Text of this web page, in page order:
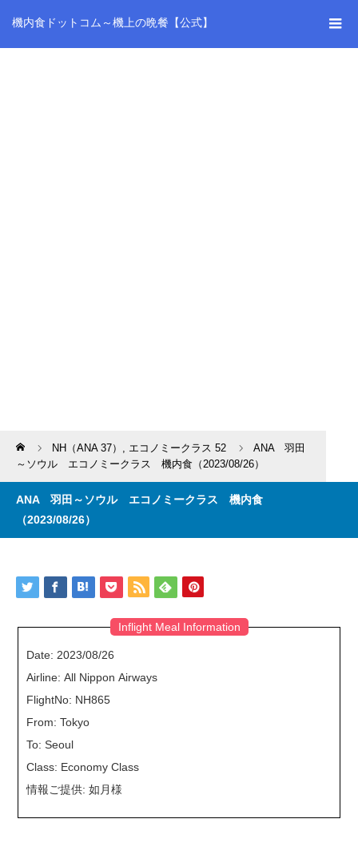
機内食ドットコム～機上の晩餐【公式】
Home NH（ANA 37） , エコノミークラス 52
ANA 羽田
～ソウル エコノミークラス 機内食（2023/08/26）
ANA 羽田～ソウル エコノミークラス 機内食
（2023/08/26）
Inflight Meal Information
Date: 2023/08/26
Airline: All Nippon Airways
FlightNo: NH865
From: Tokyo
To: Seoul
Class: Economy Class
情報ご提供: 如月様